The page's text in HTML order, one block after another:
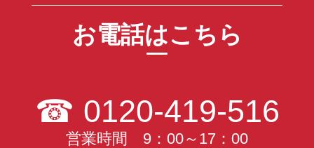
お電話はこちら
☎ 0120-419-516
営業時間 9：00～17：00